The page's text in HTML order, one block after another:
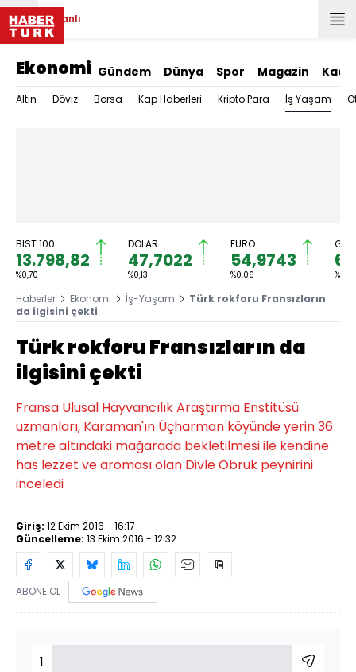
Canlı
Ekonomi Gündem Dünya Spor Magazin
Altın Döviz Borsa Kap Haberleri Kripto Para İş Yaşam
BIST 100
13.798,82
%0,70
DOLAR
47,7022
%0,13
EURO
54,9743
%0,06 %0,16
Haberler Ekonomi İş-Yaşam
Türk rokforu Fransızların
da ilgisini çekti
Türk rokforu Fransızların da
ilgisini çekti
Fransa Ulusal Hayvancılık Araştırma Enstitüsü
uzmanları, Karaman'ın Üçharman köyünde yerin 36
metre altındaki mağarada bekletilmesi ile kendine
has lezzet ve aroması olan Divle Obruk peynirini
inceledi
Giriş: 12 Ekim 2016 - 16:17
Güncelleme: 13 Ekim 2016 - 12:32
ABONE OL
1